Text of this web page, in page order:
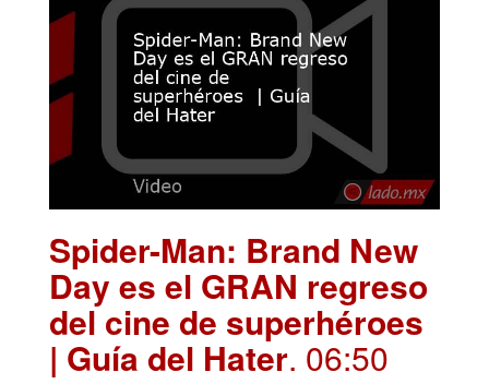
Spider-Man: Brand New
Day es el GRAN regreso
del cine de superhéroes
| Guía del Hater. 06:50